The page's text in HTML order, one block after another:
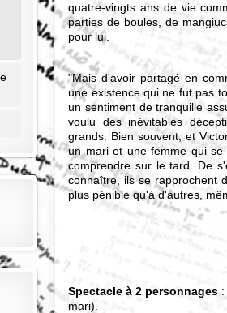
quatre-vingts ans de vie
parties de boules, de
pour lui.
"Mais d'avoir partagé en
une existence qui ne fut pas
un sentiment de tranquille
voulu des inévitables
grands. Bien souvent, et
un mari et une femme qui
comprendre sur le tard. De
connaître, ils se rapprochent
plus pénible qu'à d'autres,
Spectacle à 2 personnages:
mari).